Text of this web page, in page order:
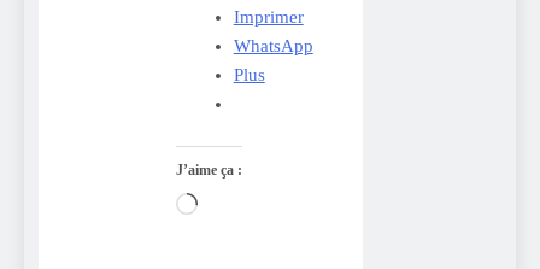
Imprimer
WhatsApp
Plus
J’aime ça :
Chargement…